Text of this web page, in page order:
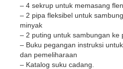
– 4 sekrup untuk memasang
– 2 pipa fleksibel untuk
minyak
– 2 puting untuk sambungan ke
– Buku pegangan instruksi
dan pemeliharaan
– Katalog suku cadang.